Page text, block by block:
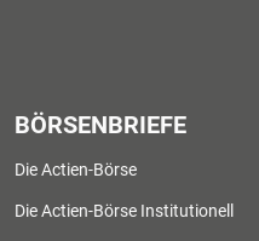
BÖRSENBRIEFE
Die Actien-Börse
Die Actien-Börse Institutionell